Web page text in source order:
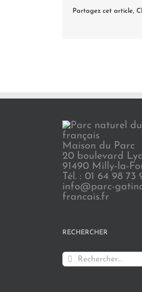
Partagez cet article,
Maison du Parc
20 boulevard
91490 Milly-la-
Tél. : 01 64 98 73
info@parc-
francais.fr
RECHERCHER
Rechercher: